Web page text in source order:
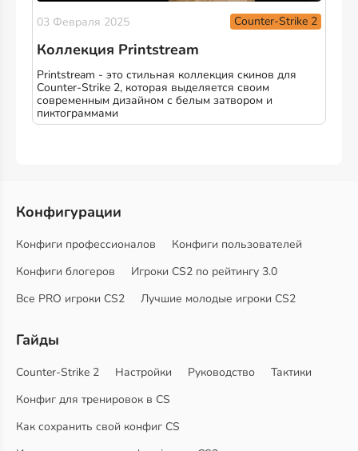
03 Февраля 2025 Counter-Strike 2
Коллекция Printstream
Printstream - это стильная коллекция скинов для
Counter-Strike 2, которая выделяется своим
современным дизайном с белым затвором и
пиктограммами
Конфигурации
Конфиги профессионалов
Конфиги пользователей
Конфиги блогеров
Игроки CS2 по рейтингу 3.0
Все PRO игроки CS2
Лучшие молодые игроки CS2
Гайды
Counter-Strike 2 Настройки Руководство
Тактики
Конфиг для тренировок в CS
Как сохранить свой конфиг CS